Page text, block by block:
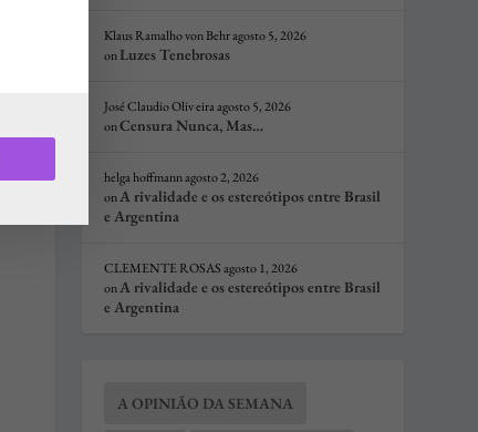
Klaus Ramalho von Behragosto 5, 2026
onLuzes Tenebrosas
José Claudio Oliv eiraagosto 5, 2026
onCensura Nunca, Mas…
helga hoffmannagosto 2, 2026
onA rivalidade e os estereótipos entre Brasil
e Argentina
CLEMENTE ROSAS agosto 1, 2026
onA rivalidade e os estereótipos entre Brasil
e Argentina
A OPINIÃO DA SEMANA